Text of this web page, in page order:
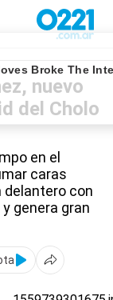
nuevo
del Cholo
en el
caras
delantero con
genera gran